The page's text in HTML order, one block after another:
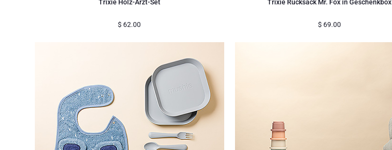
Trixie Holz-Arzt-Set
$ 62.00
Trixie Rucksack Mr. Fox in Geschenkbox
$ 69.00